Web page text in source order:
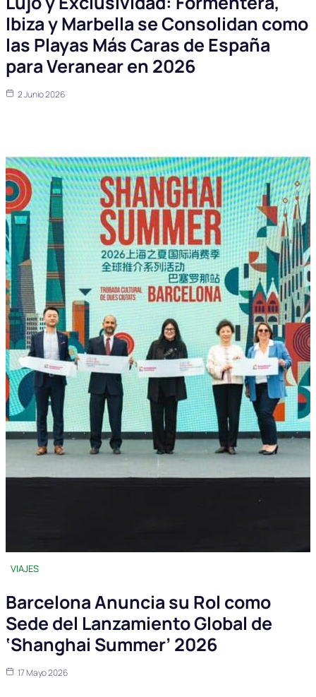
Ibiza y Marbella se Consolidan como
las Playas Más Caras de España
para Veranear en 2026
2 Junio 2026
VIAJES
Barcelona Anuncia su Rol como
Sede del Lanzamiento Global de
‘Shanghai Summer’ 2026
17 Mayo 2026